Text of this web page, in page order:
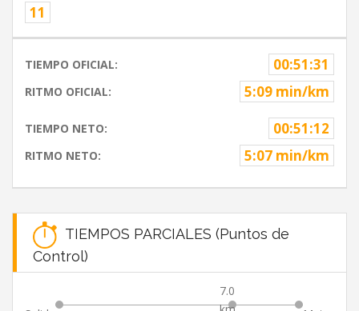
11
TIEMPO OFICIAL: 00:51:31
RITMO OFICIAL: 5:09 min/km
TIEMPO NETO: 00:51:12
RITMO NETO: 5:07 min/km
TIEMPOS PARCIALES (Puntos de
Control)
7.0